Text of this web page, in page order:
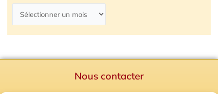
Nous contacter